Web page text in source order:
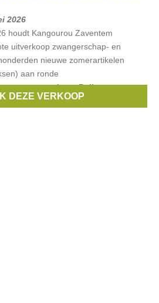
2026
houdt Kangourou Zaventem
uitverkoop zwangerschap- en
nieuwe zomerartikelen
aan ronde
ventre pour deux,Balloon,
, ...DEZE VERKOOP